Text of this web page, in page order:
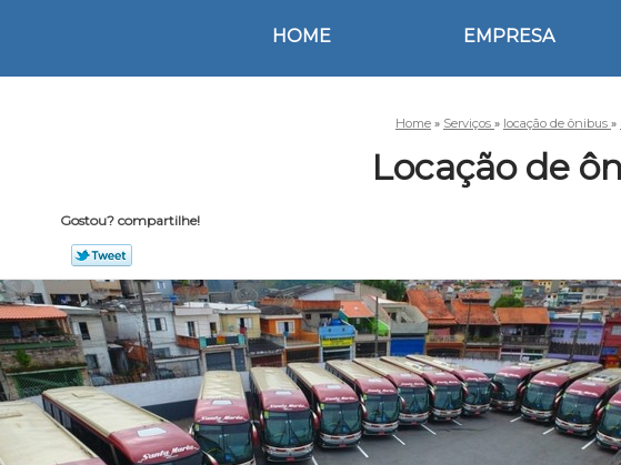
HOME EMPRESA
Home » Serviços » locação de ônibus »
Locação de
Gostou? compartilhe!